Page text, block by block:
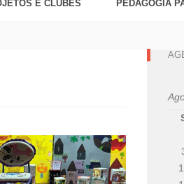
E CLUBES PEDAGOGIA